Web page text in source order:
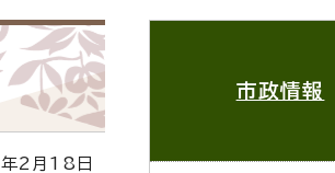
2月18日
市政情報